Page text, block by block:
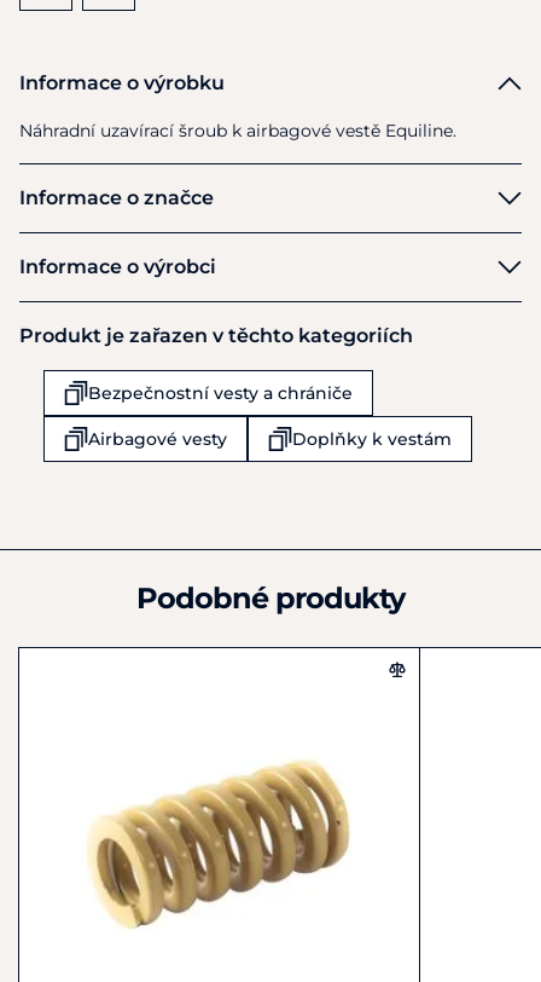
Informace o výrobku
Náhradní uzavírací šroub k airbagové vestě Equiline.
Informace o značce
Equiline
Informace o výrobci
EQUILINE S.r.l.
Via dell´Economia 5
Trebaseleghe
IT35010
Produkt je zařazen v těchto kategoriích
Bezpečnostní vesty a chrániče
Airbagové vesty Doplňky k vestám
Podobné produkty